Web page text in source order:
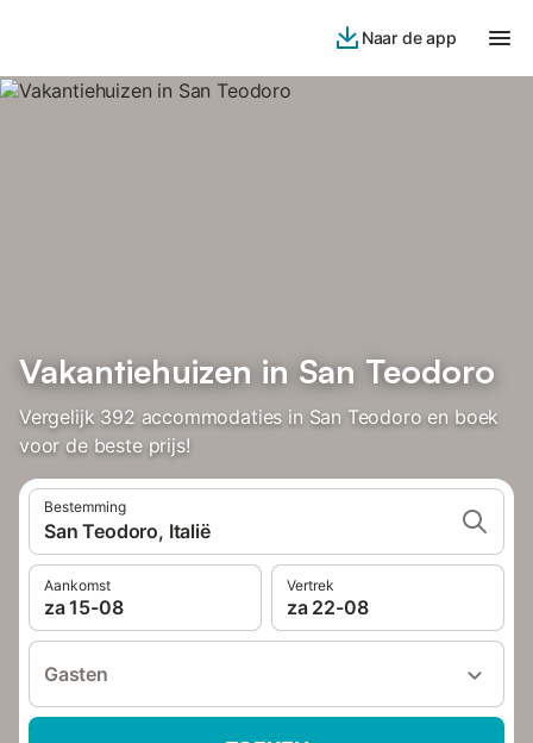
Naar de app
Vakantiehuizen in San Teodoro
Vergelijk 392 accommodaties in San Teodoro en boek
voor de beste prijs!
Bestemming
San Teodoro, Italië
Aankomst
za 15-08
Vertrek
za 22-08
Gasten